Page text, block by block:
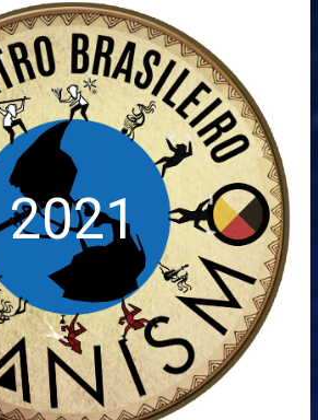
2021